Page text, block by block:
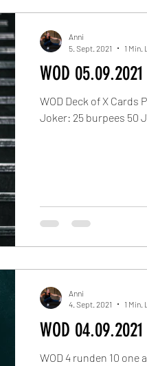
WOD
WOD Deck of X Cards
Joker: 25 burpees 50
Anni
5. Sept. 2021
1 Min.
WOD
WOD 4 runden 10 one
Anni
4. Sept. 2021
1 Min.